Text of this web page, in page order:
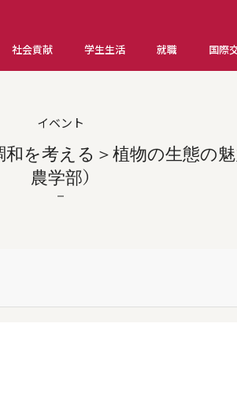
社会貢献 学生生活 就職 国際
イベント
和を考える＞植物の生態の魅
農学部）